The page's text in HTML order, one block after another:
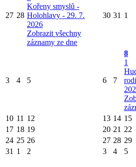
27 28
Kořeny smyslů -
Holohlavy - 29. 7.
2026
Zobrazit všechny
záznamy ze dne
30 31 1
3 4 5 6 7
8
1
10 11 12 13 14 15
17 18 19 20 21 22
24 25 26 27 28 29
31 1 2 3 4 5